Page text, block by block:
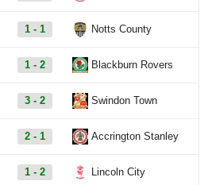
1 - 1 Notts County
1 - 2 Blackburn Rovers
3 - 2 Swindon Town
2 - 1 Accrington Stanley
1 - 2 Lincoln City